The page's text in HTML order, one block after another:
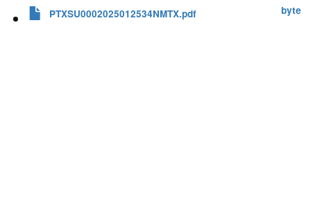
PTXSU0002025012534NMTX.pdf byte